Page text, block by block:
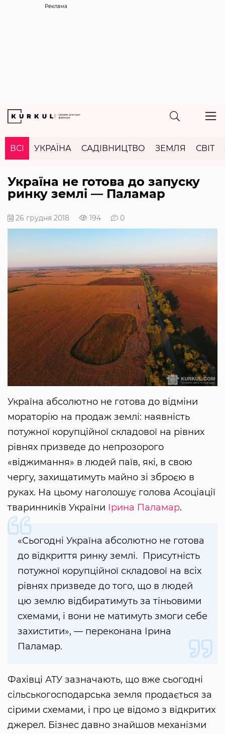
Реклама
ВСІ УКРАЇНА САДІВНИЦТВО ЗЕМЛЯ СВІТ
Україна не готова до запуску
ринку землі — Паламар
26 грудня 2018 194 0
Україна абсолютно не готова до відміни
мораторію на продаж землі: наявність
потужної корупційної складової на рівних
рівнях призведе до непрозорого
«віджимання» в людей паїв, які, в свою
чергу, захищатимуть майно зі зброєю в
руках. На цьому наголошує голова Асоціації
тваринників України Ірина Паламар.
«Сьогодні Україна абсолютно не готова
до відкриття ринку землі. Присутність
потужної корупційної складової на всіх
рівнях призведе до того, що в людей
цю землю відбиратимуть за тіньовими
схемами, і вони не матимуть змоги себе
захистити», — переконана Ірина
Паламар.
Фахівці АТУ зазначають, що вже сьогодні
сільськогосподарська земля продається за
сірими схемами, і про це відомо з відкритих
джерел. Бізнес давно знайшов механізми